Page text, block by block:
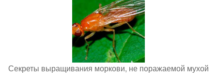
Секреты выращивания моркови, не поражаемой мухой